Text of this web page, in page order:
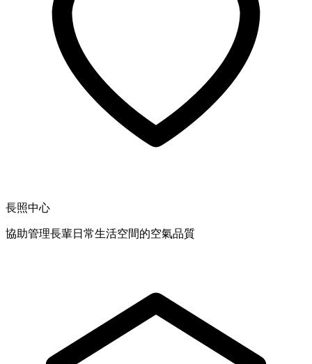
長照中心
協助管理長輩日常生活空間的空氣品質